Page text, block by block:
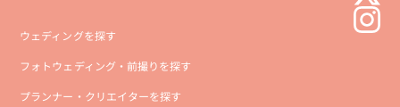
ウェディングを探す
フォトウェディング・前撮りを探す
プランナー・クリエイターを探す